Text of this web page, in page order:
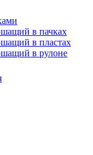
в пачках
в пластах
в рулоне